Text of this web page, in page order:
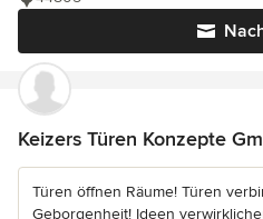
Keizers Türen Konzepte
Türen öffnen Räume! Türen
Geborgenheit! Ideen